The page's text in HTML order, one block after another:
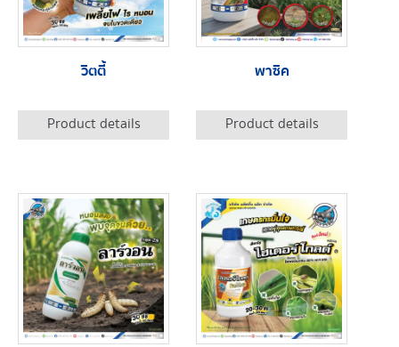
วิตตี้
Product details
พาซิค
Product details